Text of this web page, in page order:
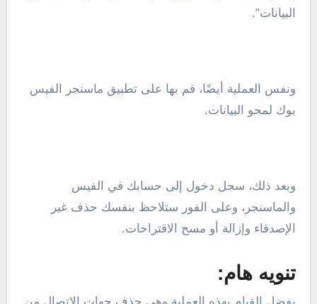
البيانات”.
ونفس العملية أيضًا، قم بها على تطبيق ماسنجر الفيس
بوك لمحو البيانات.
وبعد ذلك، سجل دخول إلى حسابك في الفيس
والماسنجر، وعلى الفور ستلاحظ بنفسك حذف غير
الإصدقاء وإزالة أو مسح الاقتراحات.
تنويه هام:
يفضل القيام بهذه العملية وهى حذف جهات الاتصال من